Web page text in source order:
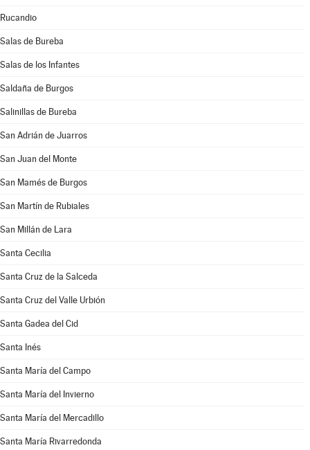
Rucandio
Salas de Bureba
Salas de los Infantes
Saldaña de Burgos
Salinillas de Bureba
San Adrián de Juarros
San Juan del Monte
San Mamés de Burgos
San Martín de Rubiales
San Millán de Lara
Santa Cecilia
Santa Cruz de la Salceda
Santa Cruz del Valle Urbión
Santa Gadea del Cid
Santa Inés
Santa María del Campo
Santa María del Invierno
Santa María del Mercadillo
Santa María Rivarredonda